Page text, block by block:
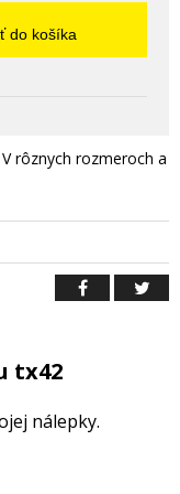
do košíka
rôznych rozmeroch a
tx42
nálepky.